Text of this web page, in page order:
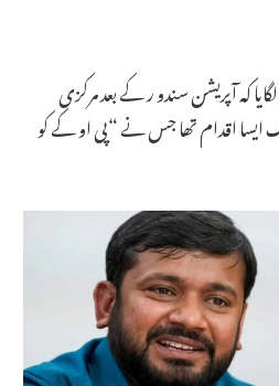
کہ آپریشن سندو ر کے بعد مرکزی
اقدام تھا جس نے “پی او کے کو